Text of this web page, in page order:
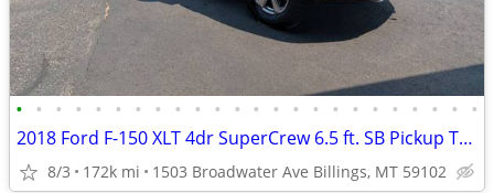
• • • • • • • • • • • • • • • • • • • • • • • •
2018 Ford F-150 XLT 4dr SuperCrew 6.5 ft. SB Pickup Truck 4x4 4WD F15
8/3 172k mi 1503 Broadwater Ave Billings, MT 59102